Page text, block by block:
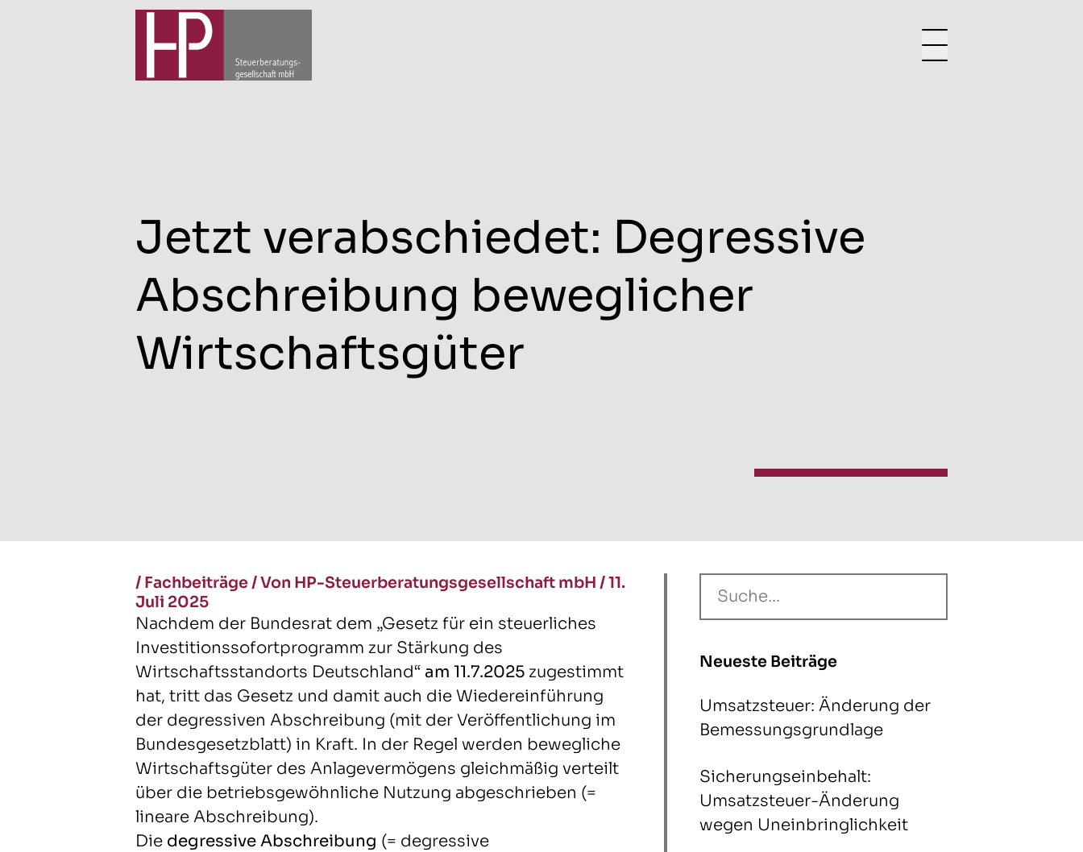
Jetzt verabschiedet: Degressive
Abschreibung beweglicher
Wirtschaftsgüter
/ Fachbeiträge/Von HP-Steuerberatungsgesellschaft mbH /11.
Juli 2025
Nachdem der Bundesrat dem „Gesetz für ein steuerliches
Investitionssofortprogramm zur Stärkung des
Wirtschaftsstandorts Deutschland“ am 11.7.2025 zugestimmt
hat, tritt das Gesetz und damit auch die Wiedereinführung
der degressiven Abschreibung (mit der Veröffentlichung im
Bundesgesetzblatt) in Kraft. In der Regel werden bewegliche
Wirtschaftsgüter des Anlagevermögens gleichmäßig verteilt
über die betriebsgewöhnliche Nutzung abgeschrieben (=
lineare Abschreibung).
Die degressive Abschreibung (= degressive
Neueste Beiträge
Umsatzsteuer: Änderung der
Bemessungsgrundlage
Sicherungseinbehalt:
Umsatzsteuer-Änderung
wegen Uneinbringlichkeit